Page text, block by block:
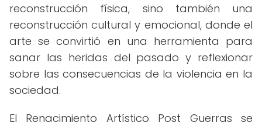
reconstrucción física, sino también una
reconstrucción cultural y emocional, donde el
arte se convirtió en una herramienta para
sanar las heridas del pasado y reflexionar
sobre las consecuencias de la violencia en la
sociedad.
El Renacimiento Artístico Post Guerras se